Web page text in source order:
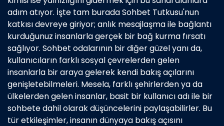
adım atıyor. İşte tam burada Sohbet Tutkusu'nun
katkısı devreye giriyor; anlık mesajlaşma ile bağlantı
kurduğunuz insanlarla gerçek bir bağ kurma fırsatı
sağlıyor. Sohbet odalarının bir diğer güzel yanı da,
kullanıcıların farklı sosyal çevrelerden gelen
insanlarla bir araya gelerek kendi bakış açılarını
genişletebilmeleri. Mesela, farklı şehirlerden ya da
ülkelerden gelen insanlar, basit bir kullanıcı adı ile bir
sohbete dahil olarak düşüncelerini paylaşabilirler. Bu
tür etkileşimler, insanın dünyaya bakış açısını